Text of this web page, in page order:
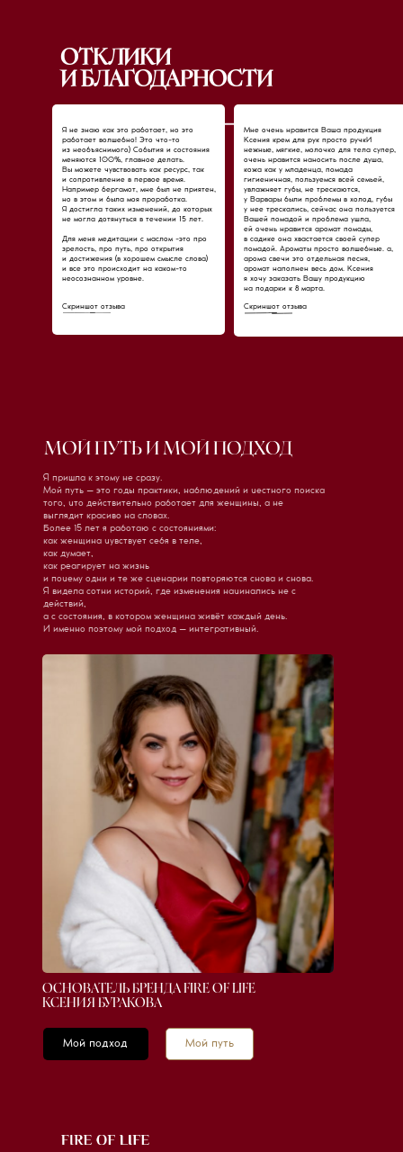
ОТКЛИКИ
И БЛАГОДАРНОСТИ
Я не знаю как это работает, но это
работает волшебно! Это что-то
из необъяснимого) События и состояния
меняются 100%, главное делать.
Вы можете чувствовать как ресурс, так
и сопротивление в первое время.
Например бергамот, мне был не приятен,
но в этом и была моя проработка.
Я достигла таких изменений, до которых
не могла дотянуться в течении 15 лет.
Для меня медитации с маслом -это про
зрелость, про путь, про открытия
и достижения (в хорошем смысле слова)
и все это происходит на каком-то
неосознанном уровне.
Скриншот отзыва
Мне очень нравится Ваша продукция
Ксения крем для рук просто ручкИ
нежные, мягкие, молочко для тела супер,
очень нравится наносить после душа,
кожа как у младенца, помада
гигиеничная, пользуемся всей семьей,
увлажняет губы, не трескаются,
у Варвары были проблемы в холод, губы
у нее трескались, сейчас она пользуется
Вашей помадой и проблема ушла,
ей очень нравится аромат помады,
в садике она хвастается своей супер
помадой. Ароматы просто волшебные. а,
арома свечи это отдельная песня,
аромат наполнен весь дом. Ксения
я хочу заказать Вашу продукцию
на подарки к 8 марта.
Скриншот отзыва
Я пришла к этому не сразу.
Мой путь — это годы практики, наблюдений и честного поиска
того, что действительно работает для женщины, а не
выглядит красиво на словах.
Более 15 лет я работаю с состояниями:
как женщина чувствует себя в теле,
как думает,
как реагирует на жизнь
и почему одни и те же сценарии повторяются снова и снова.
Я видела сотни историй, где изменения начинались не с
действий,
а с состояния, в котором женщина живёт каждый день.
И именно поэтому мой подход — интегративный.
Мой подход Мой путь
ОСНОВАТЕЛЬ БРЕНДА FIRE OF LIFE
КСЕНИЯ БУРАКОВА
МОЙ ПУТЬ И МОЙ ПОДХОД